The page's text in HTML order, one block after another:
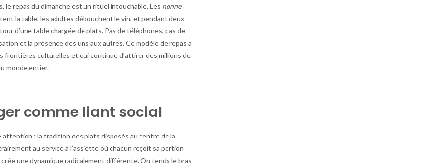
le repas du dimanche est un rituel intouchable. Les nonne
la table, les adultes débouchent le vin, et pendant deux
d’une table chargée de plats. Pas de téléphones, pas de
et la présence des uns aux autres. Ce modèle de repas a
frontières culturelles et qui continue d’attirer des millions de
monde entier.
comme liant social
: la tradition des plats disposés au centre de la
au service à l’assiette où chacun reçoit sa portion
une dynamique radicalement différente. On tends le bras